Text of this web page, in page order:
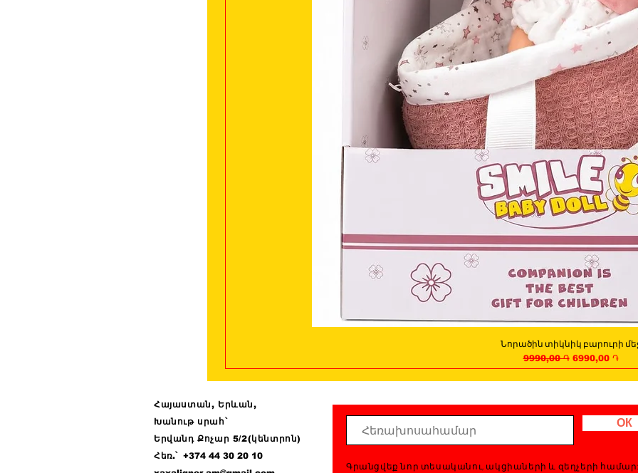
Quick View
Նորածին տիկնիկ բարուրի
Regular Price
9990,00 ֏ Sale Price
6990,00 ֏
Հայաստան, Երևան,
Խանութ սրահ՝
Երվանդ Քոչար 5/2(կենտրոն)
Հեռ.՝ +374 4430 20 10
ОК
Գրանցվեք նոր տեսականու, ակցիաների և զեղչերի